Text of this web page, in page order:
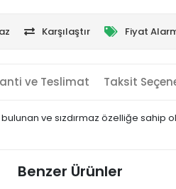
Karşılaştır Fiyat
ve Teslimat Taksit
ve sızdırmaz özelliğe sahip
Benzer Ürünler